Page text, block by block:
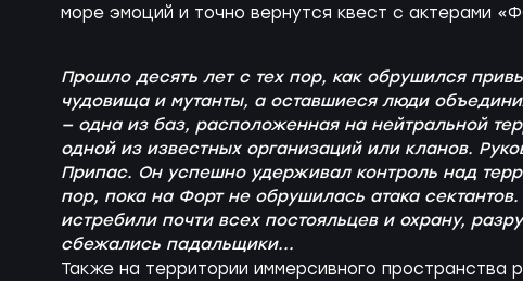
море эмоций и точно вернутся квест с актерами
Прошло десять лет с тех пор, как обрушился
чудовища и мутанты, а оставшиеся люди
— одна из баз, расположенная на нейтральной
одной из известных организаций или кланов.
Припас. Он успешно удерживал контроль над
пор, пока на Форт не обрушилась атака
истребили почти всех постояльцев и охрану,
сбежались падальщики...
Также на территории иммерсивного пространства